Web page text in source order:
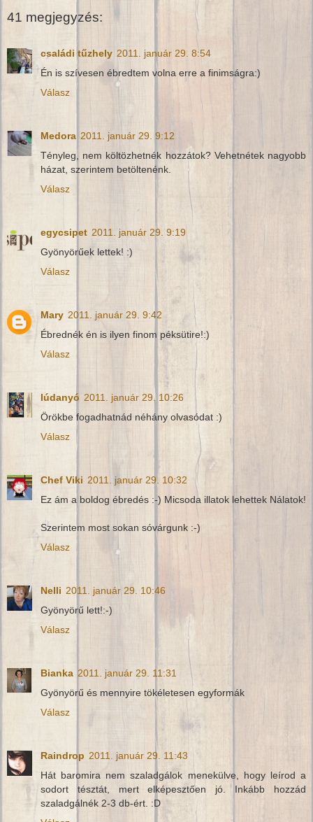
41 megjegyzés:
családi tűzhely 2011. január 29. 8:54
Én is szívesen ébredtem volna erre a finimságra:)
Válasz
Medora 2011. január 29. 9:12
Tényleg, nem költözhetnék hozzátok? Vehetnétek nagyobb
házat, szerintem betöltenénk.
Válasz
egycsipet 2011. január 29. 9:19
Gyönyörűek lettek! :)
Válasz
Mary 2011. január 29. 9:42
Ébrednék én is ilyen finom péksütire!:)
Válasz
lúdanyó 2011. január 29. 10:26
Örökbe fogadhatnád néhány olvasódat :)
Válasz
Chef Viki 2011. január 29. 10:32
Ez ám a boldog ébredés :-) Micsoda illatok lehettek Nálatok!
Szerintem most sokan sóvárgunk :-)
Válasz
Nelli 2011. január 29. 10:46
Gyönyörű lett!:-)
Válasz
Bianka 2011. január 29. 11:31
Gyönyörű és mennyire tökéletesen egyformák
Válasz
Raindrop 2011. január 29. 11:43
Hát baromira nem szaladgálok menekülve, hogy leírod a
sodort tésztát, mert elképesztően jó. Inkább hozzád
szaladgálnék 2-3 db-ért. :D